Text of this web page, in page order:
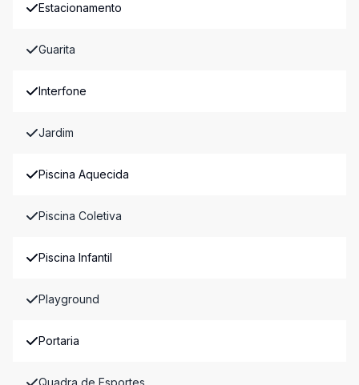
Estacionamento
Guarita
Interfone
Jardim
Piscina Aquecida
Piscina Coletiva
Piscina Infantil
Playground
Portaria
Quadra de Esportes